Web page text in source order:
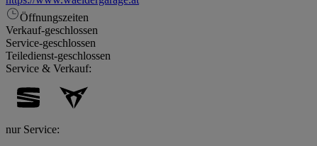
Öffnungszeiten
Verkauf-geschlossen
Service-geschlossen
Teiledienst-geschlossen
Service & Verkauf:
nur Service: